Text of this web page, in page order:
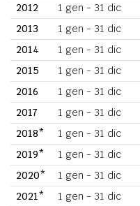
2012
1 gen - 31 dic
2013
1 gen - 31 dic
2014
1 gen - 31 dic
2015
1 gen - 31 dic
2016
1 gen - 31 dic
2017
1 gen - 31 dic
2018*
1 gen - 31 dic
2019*
1 gen - 31 dic
2020*
1 gen - 31 dic
2021*
1 gen - 31 dic